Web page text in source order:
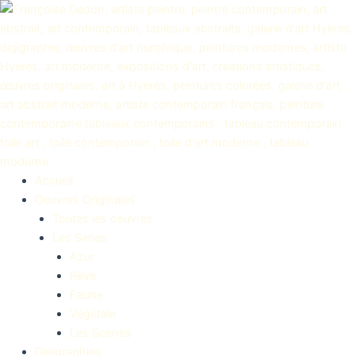
Aller
au
contenu
Accueil
Oeuvres Originales
Toutes les oeuvres
Les Séries
Azur
Rêve
Faune
Végétale
Les Scenes
Digigraphies